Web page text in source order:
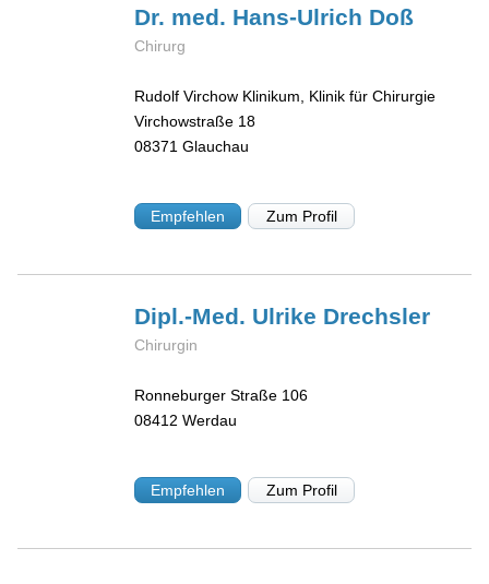
Dr. med. Hans-Ulrich Doß
Chirurg
Rudolf Virchow Klinikum, Klinik für Chirurgie
Virchowstraße 18
08371 Glauchau
Empfehlen Zum Profil
Dipl.-Med. Ulrike Drechsler
Chirurgin
Ronneburger Straße 106
08412 Werdau
Empfehlen Zum Profil